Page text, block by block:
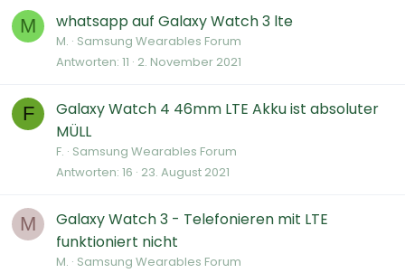
M whatsapp auf Galaxy Watch 3 lte
M. Samsung Wearables Forum
Antworten 11 2. November 2021
F
Galaxy Watch 4 46mm LTE Akku ist absoluter
MÜLL
F. Samsung Wearables Forum
Antworten 16 23. August 2021
M
Galaxy Watch 3 - Telefonieren mit LTE
funktioniert nicht
M. Samsung Wearables Forum